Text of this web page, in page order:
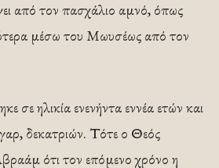
από τον πασχάλιο αμνό, όπως
μέσω του Μωυσέως από τον
σε ηλικία ενενήντα εννέα ετών και
δεκατριών. Τότε ο Θεός
ότι τον επόμενο χρόνο η